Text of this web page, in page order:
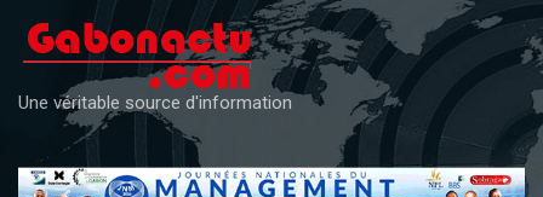
content
Une véritable source d'information